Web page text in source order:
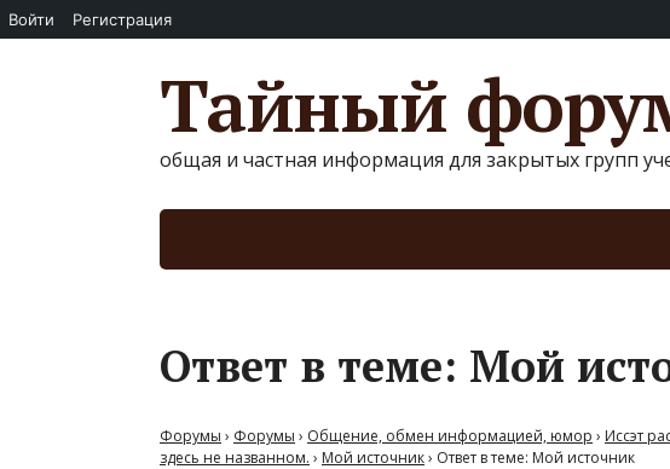
Войти Регистрация
Тайный
общая и частная информация для закрытых групп
Ответ в теме: Мой
Форумы › Форумы › Общение, обмен информацией, юмор › Иссэт
здесь не названном. › Мой источник› Ответ в теме: Мой источник